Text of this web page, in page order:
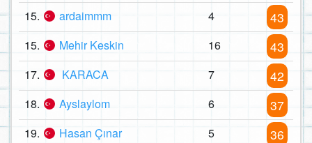
15. ardaimmm 4 43
15. Mehir Keskin 16 43
17. KARACA 7 42
18. Ayslaylom 6 37
19. Hasan Çınar 5 36